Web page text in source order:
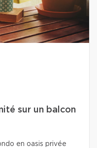
sur un balcon
en oasis privée